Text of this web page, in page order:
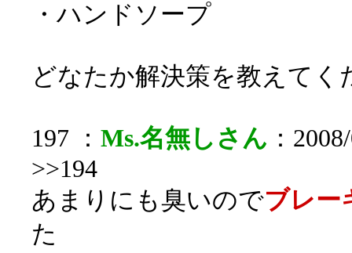
・ハンドソープ
どなたか解決策を教えてく
197 ： Ms.名無しさん ：
>>194
あまりにも臭いのでブレー
た